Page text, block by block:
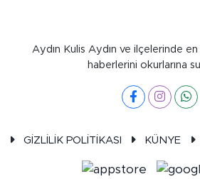
Aydın Kulis Aydın ve ilçelerinde
haberlerini okurlarına
GİZLİLİK POLİTİKASI KÜNYE